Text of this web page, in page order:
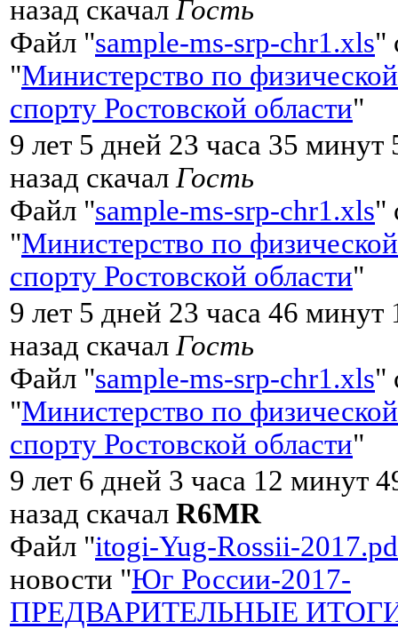
назад скачал Гость
Файл "sample-ms-srp-chr1.xls"
"Министерство по
спорту Ростовской области"
9 лет 5 дней 23 часа 35 минут
назад скачал Гость
Файл "sample-ms-srp-chr1.xls"
"Министерство по
спорту Ростовской области"
9 лет 5 дней 23 часа 46 минут
назад скачал Гость
Файл "sample-ms-srp-chr1.xls"
"Министерство по
спорту Ростовской области"
9 лет 6 дней 3 часа 12 минут
назад скачал R6MR
Файл "itogi-Yug-Rossii-
новости "Юг России-2017-
ПРЕДВАРИТЕЛЬНЫЕ